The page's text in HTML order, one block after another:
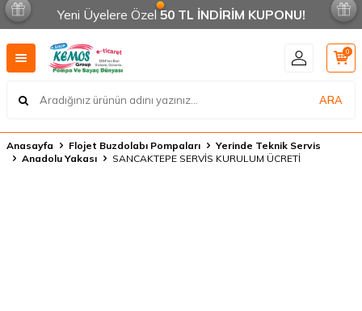
Yeni Üyelere Özel 50 TL İNDİRİM KUPONU!
ARA
0
Anasayfa Flojet Buzdolabı Pompaları
Yerinde Teknik Servis
Anadolu Yakası
SANCAKTEPE SERVİS KURULUM ÜCRETİ